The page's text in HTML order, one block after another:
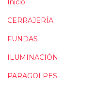
CERRAJERÍA
FUNDAS
ILUMINACIÓN
PARAGOLPES